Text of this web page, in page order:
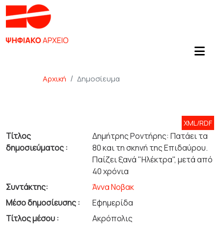
Αρχική Δημοσίευμα
XML/RDF
Τίτλος
δημοσιεύματος :
Δημήτρης Ροντήρης: Πατάει τα
80 και τη σκηνή της Επιδαύρου.
Παίζει ξανά "Ηλέκτρα", μετά από
40 χρόνια
Συντάκτης:
Άννα Νοβακ
Μέσο δημοσίευσης :
Εφημερίδα
Τίτλος μέσου :
Ακρόπολις